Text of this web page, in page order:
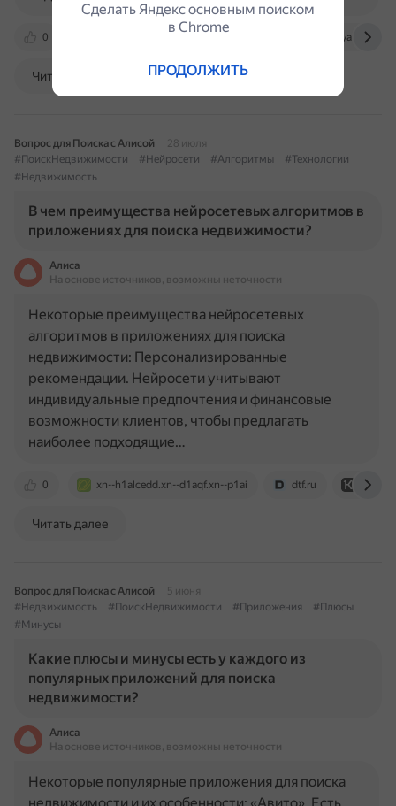
0 realty.yandex.ru
Читать далее
Вопрос для Поиска с Алисой
28 июля
#ПоискНедвижимости
#Нейросети #Алгоритмы
#Технологии
#Недвижимость
В чем преимущества нейросетевых алгоритмов в
приложениях для поиска недвижимости?
Алиса
На основе источников, возможны неточности
0 xn--h1alcedd.xn--d1aqf.xn--p1ai dtf.ru
Некоторые преимущества нейросетевых
алгоритмов в приложениях для поиска
недвижимости: Персонализированные
рекомендации. Нейросети учитывают
индивидуальные предпочтения и финансовые
возможности клиентов, чтобы предлагать
наиболее подходящие…
Читать далее
Вопрос для Поиска с Алисой
5 июня
#Недвижимость
#ПоискНедвижимости #Приложения
#Плюсы
#Минусы
Какие плюсы и минусы есть у каждого из
популярных приложений для поиска
недвижимости?
Алиса
На основе источников, возможны неточности
Некоторые популярные приложения для поиска
Сделать Яндекс основным поиском
в Сhrome
ПРОДОЛЖИТЬ